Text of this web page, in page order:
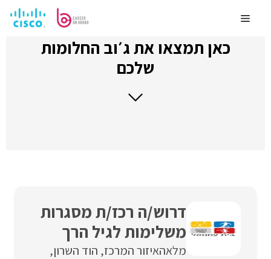
לתוכןMenu
כאן תמצאו את ג׳וב החלומות
שלכם
דרוש/ה רכז/ת מסגרות
משלימות לגיל הרך
מלאהאיזור המרכז הוד השרון